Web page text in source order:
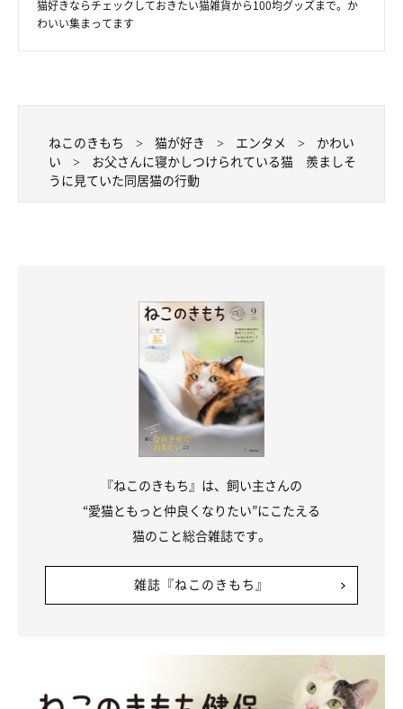
猫好きならチェックしておきたい猫雑貨から100均グッズまで。か
わいい集まってます
ねこのきもち 猫が好き エンタメ
かわい
い
お父さんに寝かしつけられている猫 羨ましそ
うに見ていた同居猫の行動
『ねこのきもち』は、飼い主さんの
“愛猫ともっと仲良くなりたい”にこたえる
猫のこと総合雑誌です。
雑誌『ねこのきもち』